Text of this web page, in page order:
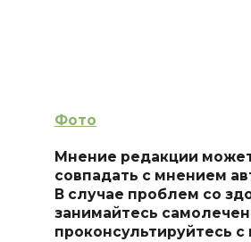
Фото
Мнение редакции
совпадать с мнением
В случае проблем со
занимайтесь
проконсультируйтесь с